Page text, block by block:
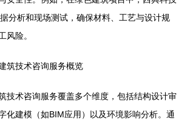
分析和现场测试，确保材料、工艺与设计规
风险。
筑技术咨询服务概览
技术咨询服务覆盖多个维度，包括结构设计审
化建模（如BIM应用）以及环境影响分析。通